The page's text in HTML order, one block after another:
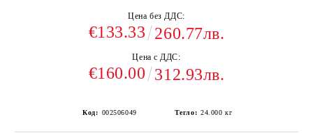
Цена без ДДС:
€133.33 260.77лв.
Цена с ДДС:
€160.00 312.93лв.
Код: 002506049 Тегло: 24.000 кг